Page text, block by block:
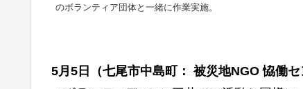
のボランティア団体と一緒に作業実施。
5月5日（七尾市中島町： 被災地NGO 恊働